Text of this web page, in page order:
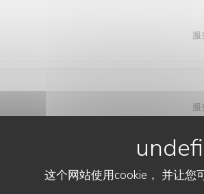
这个网站使用cookie， 并让您
服
服
pour le brunch et j'en gardais toujours un
revenue avec plaisir, convaincue d'y
été totale. Pour un brunch à plus de 30 €